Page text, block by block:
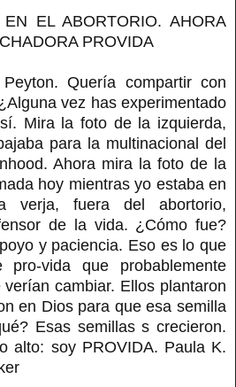
EL ABORTORIO. AHORA
PROVIDA
Quería compartir con
vez has experimentado
Mira la foto de la izquierda,
para la multinacional del
Ahora mira la foto de la
hoy mientras yo estaba en
fuera del abortorio,
de la vida. ¿Cómo fue?
y paciencia. Eso es lo que
vida que probablemente
cambiar. Ellos plantaron
en Dios para que esa semilla
Esas semillas s crecieron.
alto: soy PROVIDA. Paula K.